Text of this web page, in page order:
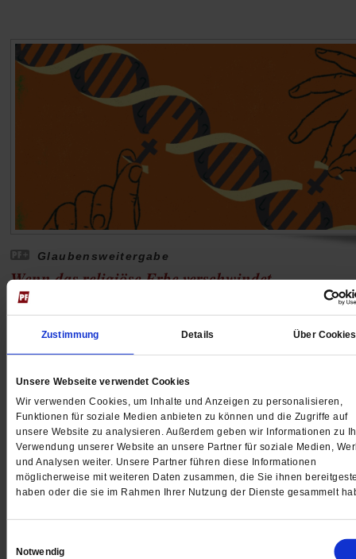
Zustimmung Details Über Cookies
Unsere Webseite verwendet Cookies
Wir verwenden Cookies, um Inhalte und Anzeigen zu personalisieren,
Funktionen für soziale Medien anbieten zu können und die Zugriffe auf
unsere Website zu analysieren. Außerdem geben wir Informationen zu
Verwendung unserer Website an unsere Partner für soziale Medien,
und Analysen weiter. Unsere Partner führen diese Informationen
möglicherweise mit weiteren Daten zusammen, die Sie ihnen
haben oder die sie im Rahmen Ihrer Nutzung der Dienste gesammelt
Notwendig
Glaubensweitergabe
Wenn das religiöse Erbe verschwindet
Vielen jungen Menschen ist der Glaube der Großeltern
egal. Das kann zu Konflikten führen und großen